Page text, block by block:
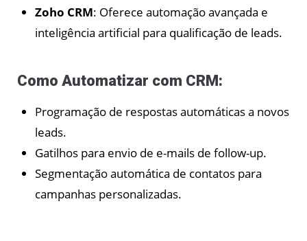
Zoho CRM: Oferece automação avançada e
inteligência artificial para qualificação de leads.
Como Automatizar com CRM:
Programação de respostas automáticas a novos
leads.
Gatilhos para envio de e-mails de follow-up.
Segmentação automática de contatos para
campanhas personalizadas.